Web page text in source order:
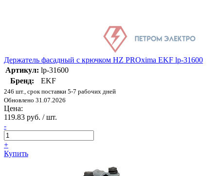
Держатель фасадный с крючком HZ PROxima EKF lp-31600
Артикул: lp-31600
Бренд:
EKF
246 шт., срок поставки 5-7 рабочих дней
Обновлено 31.07.2026
Цена:
119.83 руб. / шт.
-
+
Купить